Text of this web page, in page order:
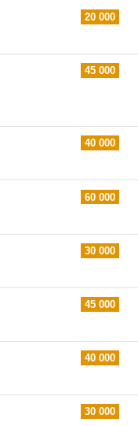
20 000
45 000
40 000
60 000
30 000
45 000
40 000
30 000